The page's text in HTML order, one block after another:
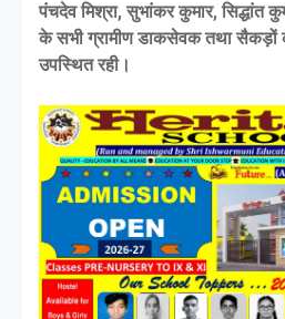
पंचदेव मिश्रा, सुभांकर कुमार, सिद्धांत
के सभी ग्रामीण डाकसेवक तथा सैकड़ों
उपस्थित रही।